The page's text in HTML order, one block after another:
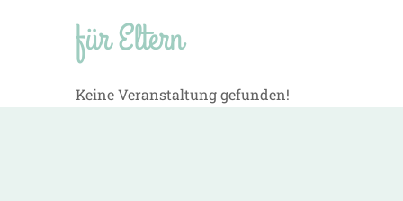
für Eltern
Keine Veranstaltung gefunden!